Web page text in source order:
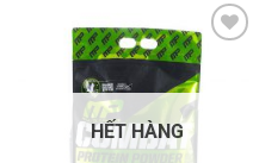
Wishlist
HẾT HÀNG